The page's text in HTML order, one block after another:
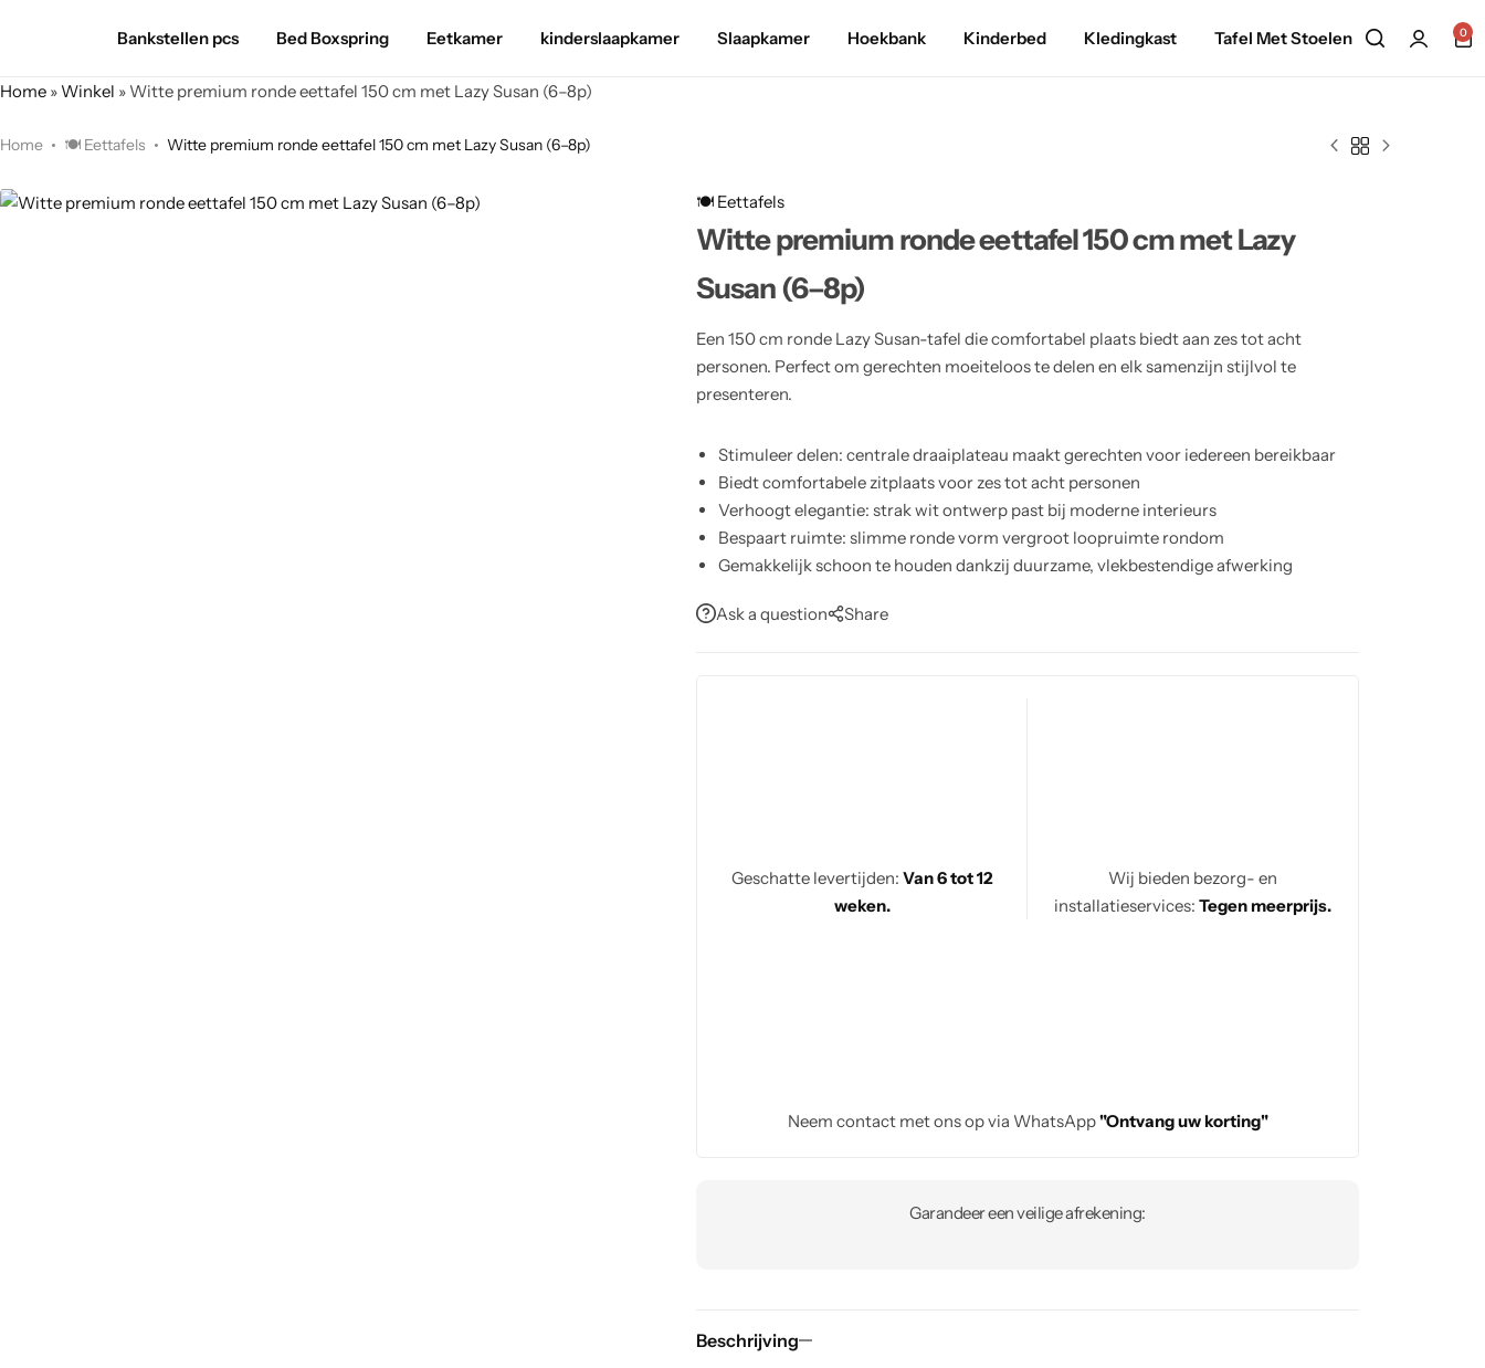
Bankstellen pcs Bed Boxspring Eetkamer kinderslaapkamer Slaapkamer Hoekbank Kinderbed Kledingkast Tafel Met Stoelen 0
Home »Winkel » Witte premium ronde eettafel 150 cm met Lazy Susan (6–8p)
Home 🍽️ Eettafels Witte premium ronde eettafel 150 cm met Lazy Susan (6–8p)
🍽️ Eettafels
Witte premium ronde eettafel 150 cm met Lazy
Susan (6–8p)
Een 150 cm ronde Lazy Susan-tafel die comfortabel plaats biedt aan zes tot acht
personen. Perfect om gerechten moeiteloos te delen en elk samenzijn stijlvol te
presenteren.
Stimuleer delen: centrale draaiplateau maakt gerechten voor iedereen bereikbaar
Biedt comfortabele zitplaats voor zes tot acht personen
Verhoogt elegantie: strak wit ontwerp past bij moderne interieurs
Bespaart ruimte: slimme ronde vorm vergroot loopruimte rondom
Gemakkelijk schoon te houden dankzij duurzame, vlekbestendige afwerking
Ask a question
Share
Geschatte levertijden: Van 6 tot 12
weken.
Wij bieden bezorg- en
installatieservices: Tegen meerprijs.
Neem contact met ons op via WhatsApp"Ontvang uw korting"
Garandeer een veilige afrekening:
Beschrijving